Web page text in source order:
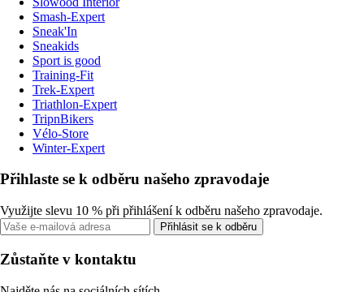
Smash-Expert
Sneak'In
Sneakids
Sport is good
Training-Fit
Trek-Expert
Triathlon-Expert
TripnBikers
Vélo-Store
Winter-Expert
Přihlaste se k odběru našeho zpravodaje
Využijte slevu 10 % při přihlášení k odběru našeho zpravodaje.
Přihlásit se k odběru
Zůstaňte v kontaktu